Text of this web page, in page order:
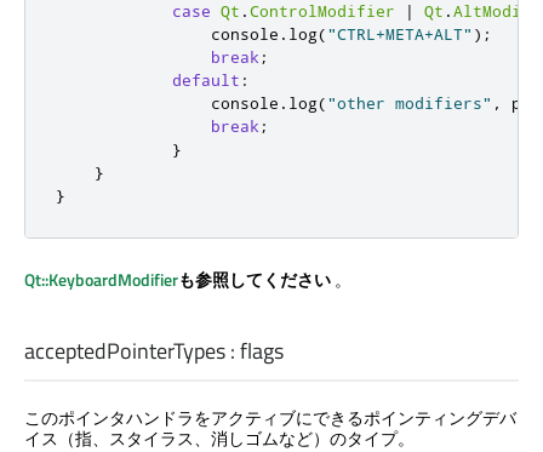
case Qt .ControlModifier | Qt .
console . log("CTRL+META+ALT" );
break ;
default :
console . log("other modifiers" ,
break ;
}
}
}
Qt::KeyboardModifierも参照してください。
acceptedPointerTypes:flags
このポインタハンドラをアクティブにできるポインティングデバ
イス（指、スタイラス、消しゴムなど）のタイプ。